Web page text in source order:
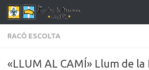
Skip to content
RACÓ ESCOLTA
«LLUM AL CAMÍ» Llum de la